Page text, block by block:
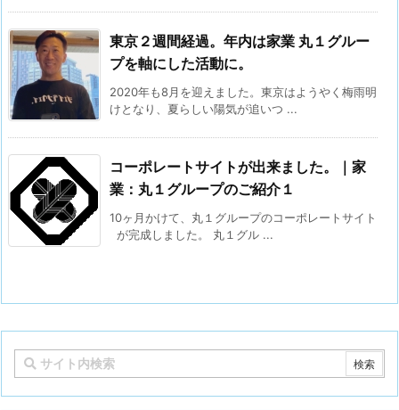
東京２週間経過。年内は家業 丸１グルー
プを軸にした活動に。
2020年も8月を迎えました。東京はようやく梅雨明
けとなり、夏らしい陽気が追いつ ...
コーポレートサイトが出来ました。｜家
業：丸１グループのご紹介１
10ヶ月かけて、丸１グループのコーポレートサイト
が完成しました。 丸１グル ...